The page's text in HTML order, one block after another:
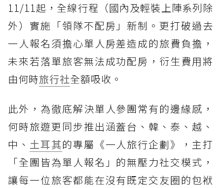
11/11起，全線行程（國內及輕裝上陣系列除
外）實施「領隊不配房」新制。更打破過去
一人報名須擔心單人房差造成的旅費負擔，
未來若落單旅客無法成功配房，衍生費用將
由何時旅行社全額吸收。
此外，為徹底解決單人參團常有的邊緣感，
何時旅遊更同步推出涵蓋台、韓、泰、越、
中、 土耳其的專屬《一人旅行企劃》，主打
「全團皆為單人報名」的無壓力社交模式，
讓每一位旅客都能在沒有既定交友圈的包袱